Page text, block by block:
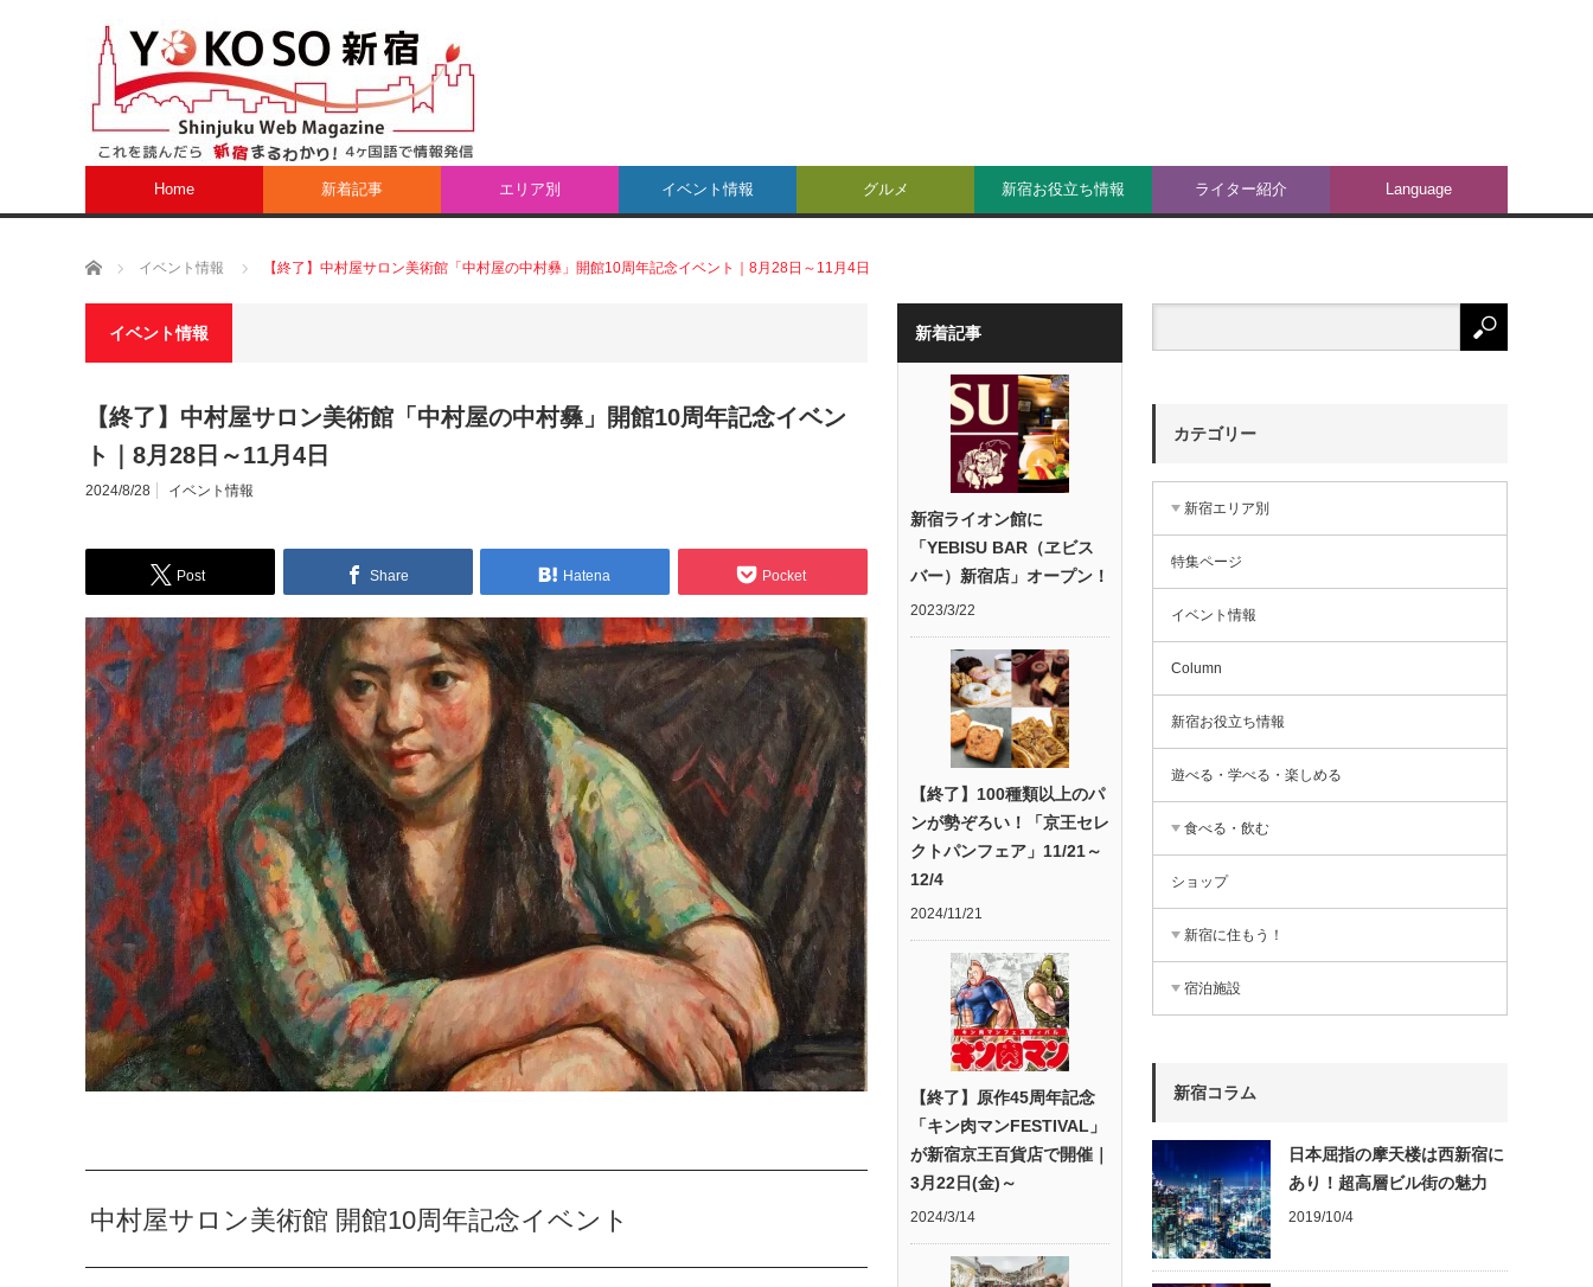
Home 新着記事 エリア別 イベント情報 グルメ 新宿お役立ち情報 ライター紹介 Language
ホーム イベント情報 【終了】中村屋サロン美術館「中村屋の中村彝」開館10周年記念イベント｜8月28日～11月4日
イベント情報
【終了】中村屋サロン美術館「中村屋の中村彝」開館10周年記念イベン
ト｜8月28日～11月4日
2024/8/28 イベント情報
Post Share Hatena Pocket
中村屋サロン美術館 開館10周年記念イベント
新着記事
新宿ライオン館に
「YEBISU BAR（ヱビス
バー）新宿店」オープン！
2023/3/22
【終了】100種類以上のパ
ンが勢ぞろい！「京王セレ
クトパンフェア」11/21～
12/4
2024/11/21
【終了】原作45周年記念
「キン肉マンFESTIVAL」
が新宿京王百貨店で開催｜
3月22日(金)～
2024/3/14
カテゴリー
新宿エリア別
特集ページ
イベント情報
Column
新宿お役立ち情報
遊べる・学べる・楽しめる
食べる・飲む
ショップ
新宿に住もう！
宿泊施設
新宿コラム
日本屈指の摩天楼は西新宿に
あり！超高層ビル街の魅力
2019/10/4